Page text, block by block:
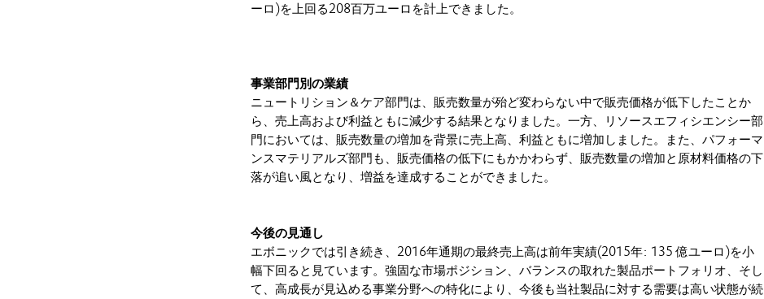
ーロ)を上回る208百万ユーロを計上できました。
事業部門別の業績
ニュートリション＆ケア部門は、販売数量が殆ど変わらない中で販売価格が低下したことか
ら、売上高および利益ともに減少する結果となりました。一方、リソースエフィシエンシー部
門においては、販売数量の増加を背景に売上高、利益ともに増加しました。また、パフォーマ
ンスマテリアルズ部門も、販売価格の低下にもかかわらず、販売数量の増加と原材料価格の下
落が追い風となり、増益を達成することができました。
今後の見通し
エボニックでは引き続き、2016年通期の最終売上高は前年実績(2015年: 135 億ユーロ)を小
幅下回ると見ています。強固な市場ポジション、バランスの取れた製品ポートフォリオ、そし
て、高成長が見込める事業分野への特化により、今後も当社製品に対する需要は高い状態が続